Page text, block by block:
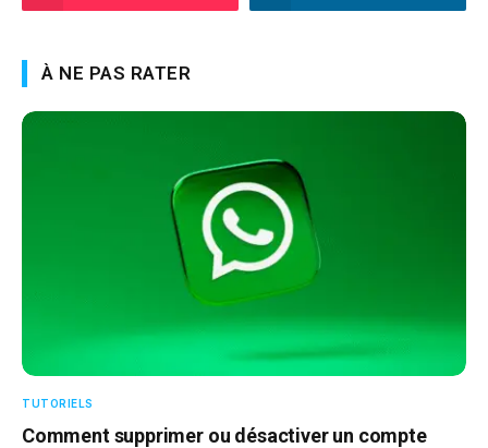
À NE PAS RATER
TUTORIELS
Comment supprimer ou désactiver un compte